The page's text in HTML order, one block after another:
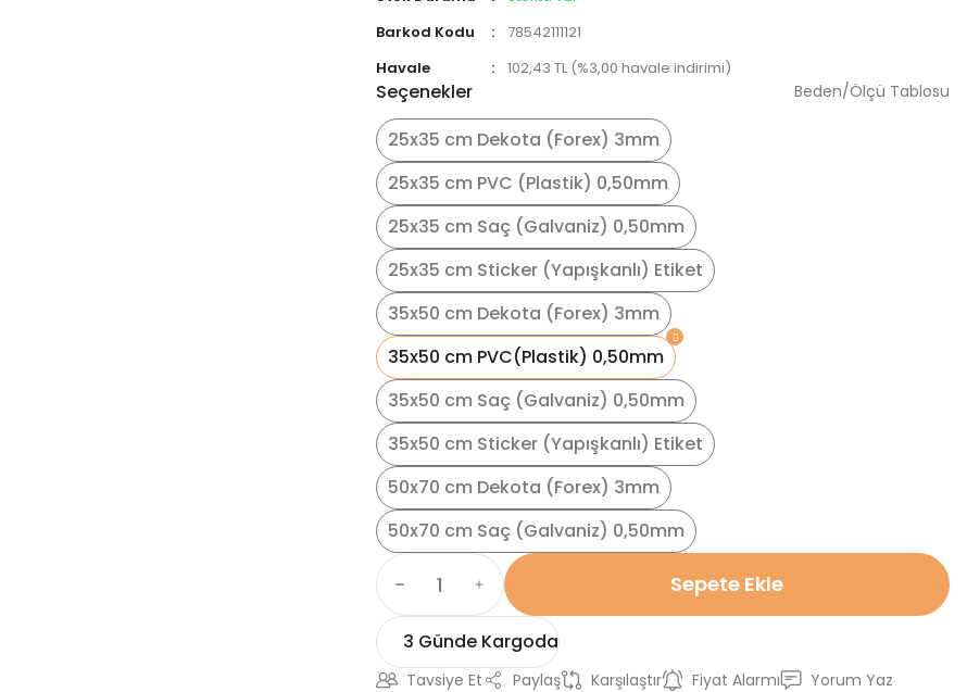
Barkod Kodu
78542111121
Havale
102,43 TL (%3,00 havale indirimi)
Seçenekler
25x35 cm Dekota (Forex) 3mm
25x35 cm PVC (Plastik) 0,50mm
25x35 cm Saç (Galvaniz) 0,50mm
25x35 cm Sticker (Yapışkanlı) Etiket
35x50 cm Dekota (Forex) 3mm
35x50 cm PVC(Plastik) 0,50mm
35x50 cm Saç (Galvaniz) 0,50mm
35x50 cm Sticker (Yapışkanlı) Etiket
50x70 cm Dekota (Forex) 3mm
50x70 cm Saç (Galvaniz) 0,50mm
Beden/Ölçü Tablosu
Sepete Ekle
3 Günde Kargoda
Tavsiye Et Paylaş Karşılaştır Fiyat Alarmı
Yorum Yaz